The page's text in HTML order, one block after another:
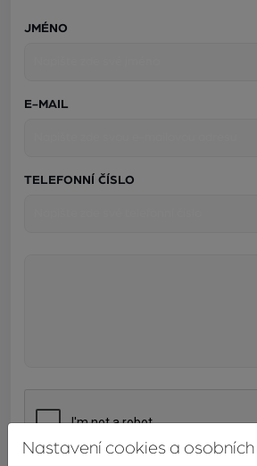
JMÉNO
E-MAIL
TELEFONNÍ ČÍSLO
Nastavení cookies a osobních